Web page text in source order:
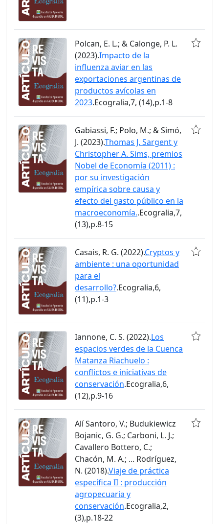
Polcan, E. L.; & Calonge, P. L.
(2023).Impacto de la
influenza aviar en las
exportaciones argentinas de
productos avícolas en
2023.Ecogralia,7, (14),p.1-8
Gabiassi, F.; Polo, M.; & Simó,
J. (2023).Thomas J. Sargent y
Christopher A. Sims, premios
Nobel de Economía (2011) :
por su investigación
empírica sobre causa y
efecto del gasto público en la
macroeconomía..Ecogralia,7,
(13),p.8-15
Casais, R. G. (2022).Cryptos y
ambiente : una oportunidad
para el
desarrollo?.Ecogralia,6,
(11),p.1-3
Iannone, C. S. (2022).Los
espacios verdes de la Cuenca
Matanza Riachuelo :
conflictos e iniciativas de
conservación.Ecogralia,6,
(12),p.9-16
Alí Santoro, V.; Budukiewicz
Bojanic, G. G.; Carboni, L. J.;
Cavallero Bottero, C.;
Chacón, M. A.; ... Rodríguez,
N. (2018).Viaje de práctica
específica II : producción
agropecuaria y
conservación.Ecogralia,2,
(3),p.18-22